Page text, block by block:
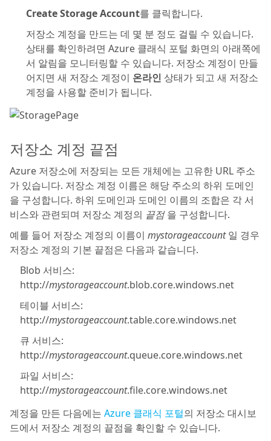
Create Storage Account를 클릭합니다.
저장소 계정을 만드는 데 몇 분 정도 걸릴 수 있습니다.
상태를 확인하려면 Azure 클래식 포털 화면의 아래쪽에
서 알림을 모니터링할 수 있습니다. 저장소 계정이 만들
어지면 새 저장소 계정이 온라인 상태가 되고 새 저장소
계정을 사용할 준비가 됩니다.
저장소 계정 끝점
Azure 저장소에 저장되는 모든 개체에는 고유한 URL 주소
가 있습니다. 저장소 계정 이름은 해당 주소의 하위 도메인
을 구성합니다. 하위 도메인과 도메인 이름의 조합은 각 서
비스와 관련되며 저장소 계정의 끝점을 구성합니다.
예를 들어 저장소 계정의 이름이 mystorageaccount일 경우
저장소 계정의 기본 끝점은 다음과 같습니다.
Blob 서비스:
http://mystorageaccount.blob.core.windows.net
테이블 서비스:
http://mystorageaccount.table.core.windows.net
큐 서비스:
http://mystorageaccount.queue.core.windows.net
파일 서비스:
http://mystorageaccount.file.core.windows.net
계정을 만든 다음에는 Azure 클래식 포털의 저장소 대시보
드에서 저장소 계정의 끝점을 확인할 수 있습니다.